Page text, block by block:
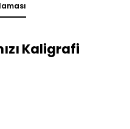
Kaligrafi